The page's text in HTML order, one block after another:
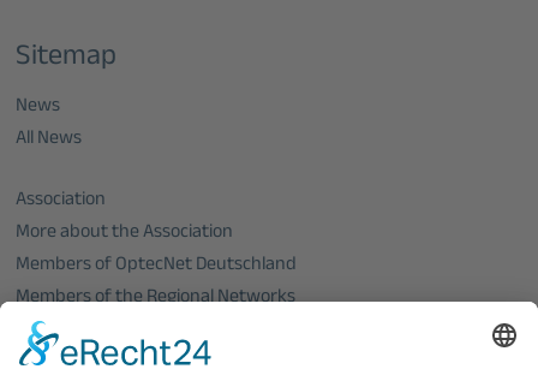
Sitemap
News
All News
Association
More about the Association
Members of OptecNet Deutschland
Members of the Regional Networks
Become a member
PHOTONICS GERMANY